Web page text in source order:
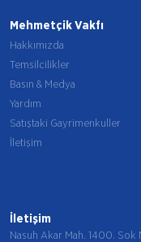
Mehmetçik Vakfı
Hakkımızda
Temsilcilikler
Basın & Medya
Yardım
Satıştaki Gayrimenkuller
İletişim
İletişim
Nasuh Akar Mah. 1400. Sok